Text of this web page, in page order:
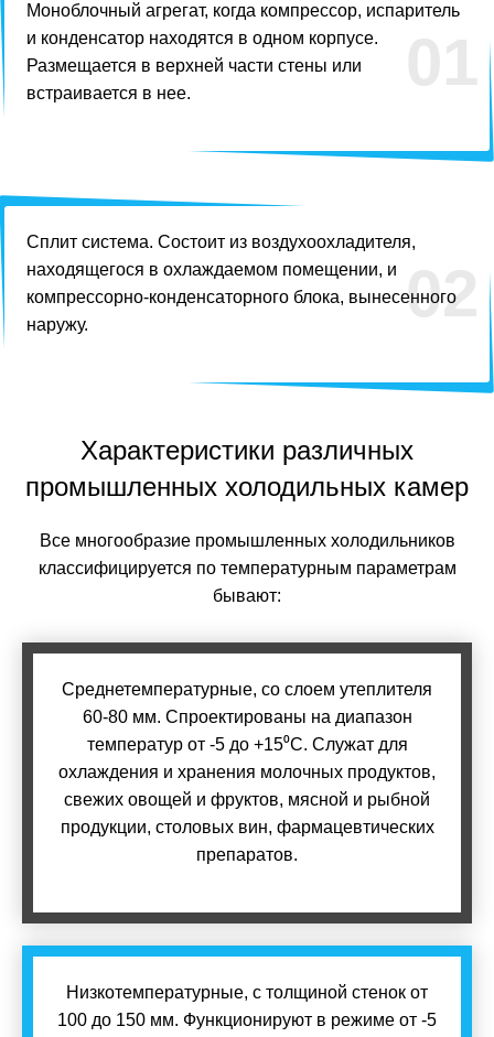
Моноблочный агрегат, когда компрессор, испаритель
и конденсатор находятся в одном корпусе.
Размещается в верхней части стены или
встраивается в нее.
02
Сплит система. Состоит из воздухоохладителя,
находящегося в охлаждаемом помещении, и
компрессорно-конденсаторного блока, вынесенного
наружу.
Характеристики различных
промышленных холодильных камер
Все многообразие промышленных холодильников
классифицируется по температурным параметрам
бывают:
Среднетемпературные, со слоем утеплителя
60-80 мм. Спроектированы на диапазон
температур от -5 до +15⁰С. Служат для
охлаждения и хранения молочных продуктов,
свежих овощей и фруктов, мясной и рыбной
продукции, столовых вин, фармацевтических
препаратов.
Низкотемпературные, с толщиной стенок от
100 до 150 мм. Функционируют в режиме от -5